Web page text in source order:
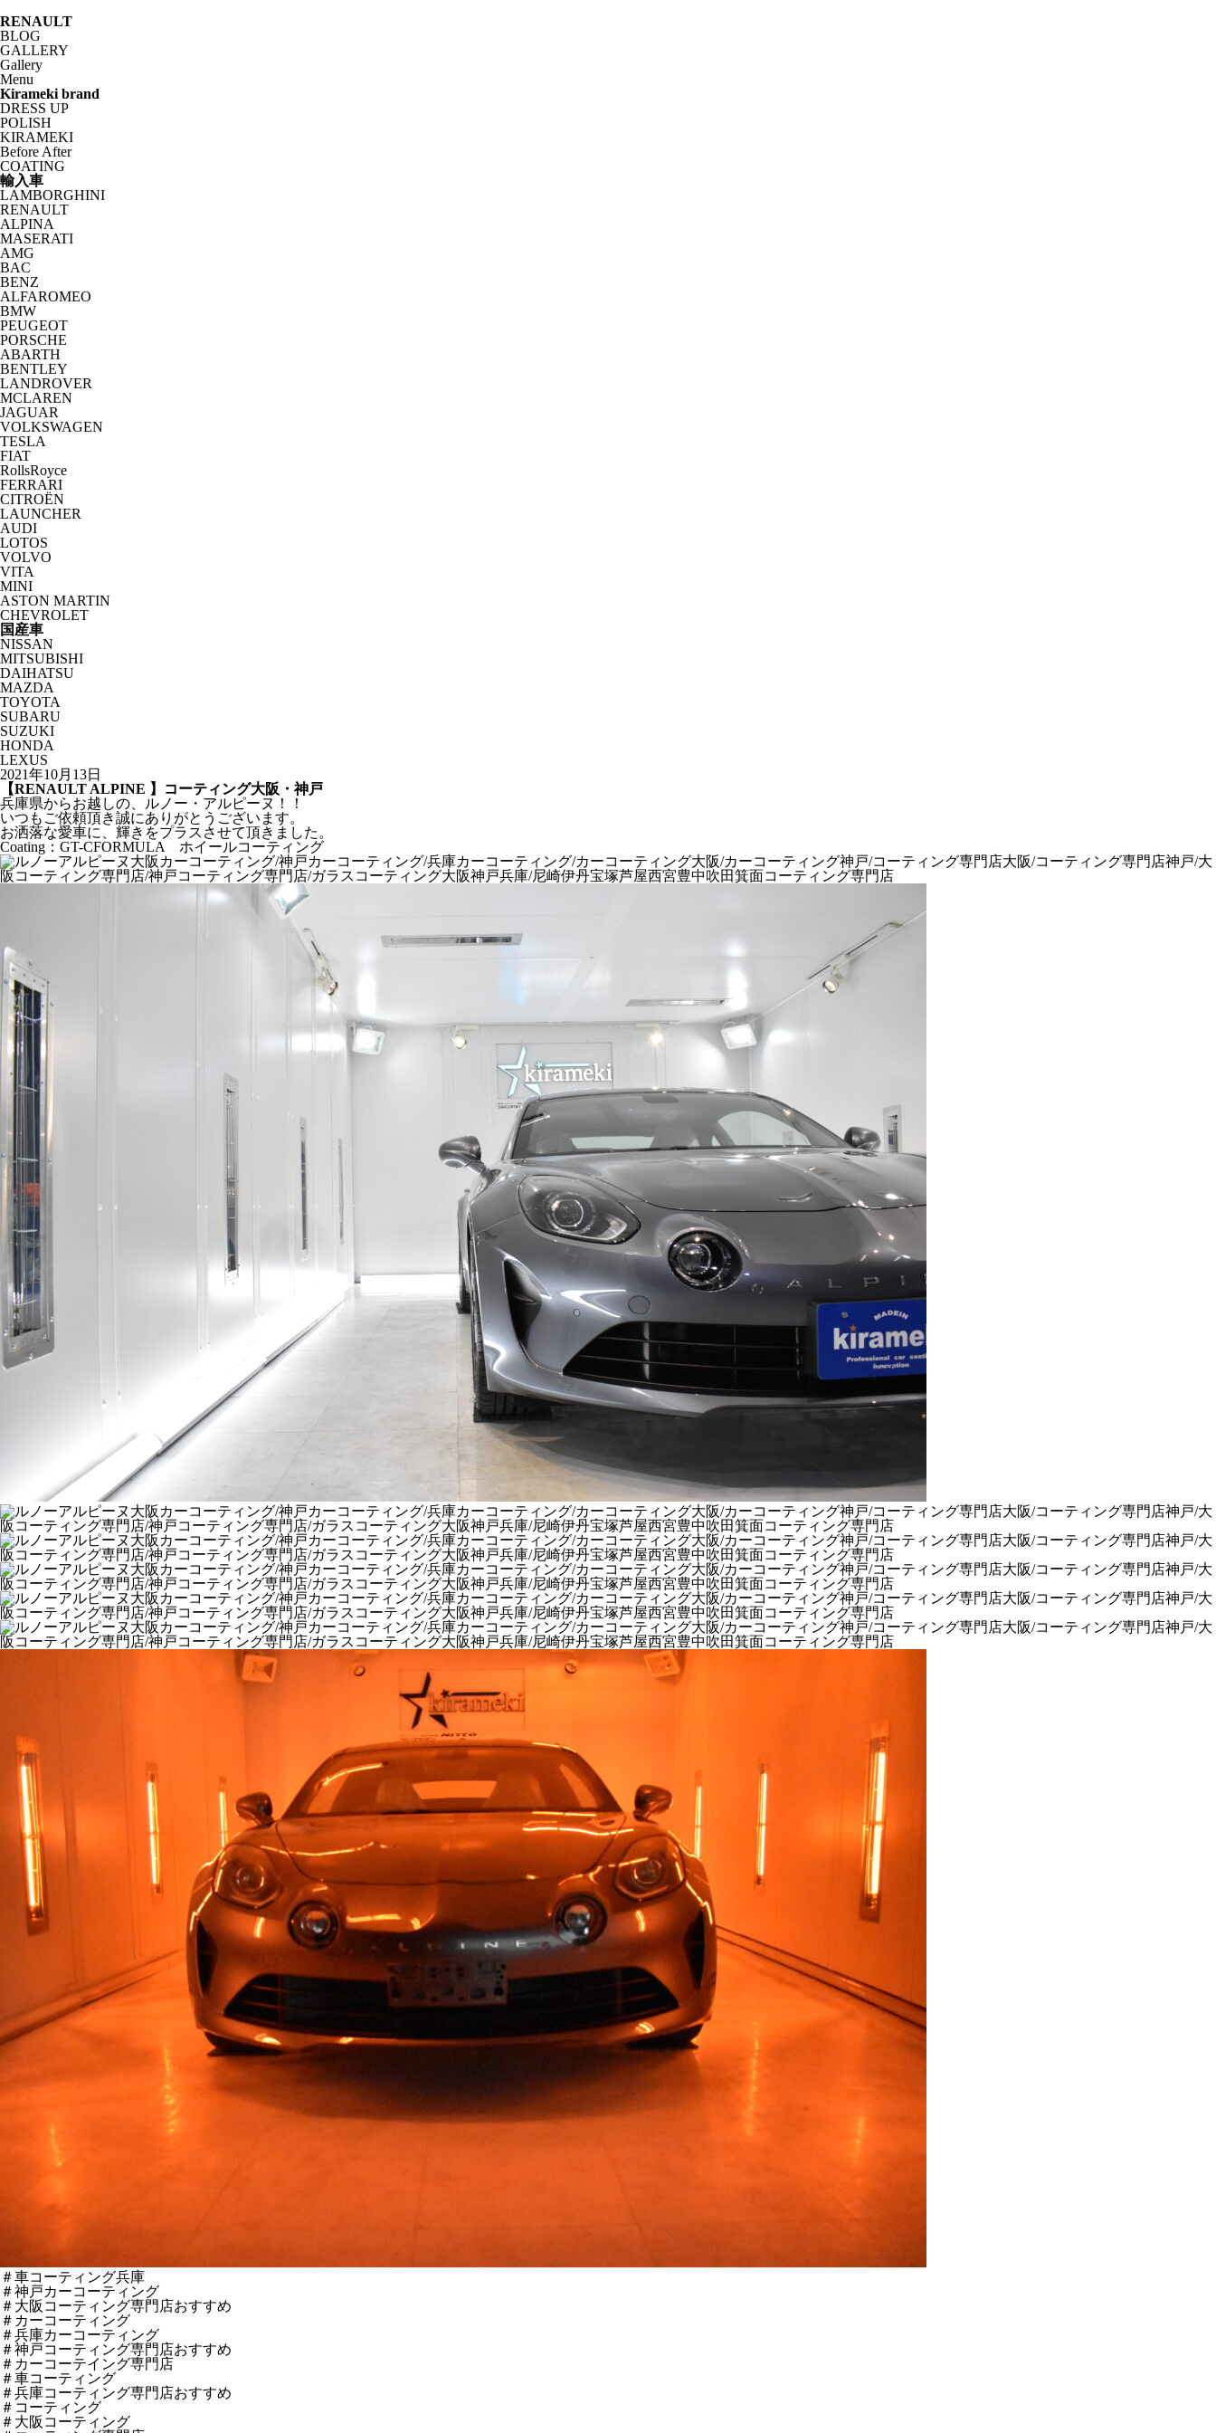
RENAULT
BLOG
GALLERY
Gallery
Menu
Kirameki brand
DRESS UP
POLISH
KIRAMEKI
Before After
COATING
輸入車
LAMBORGHINI
RENAULT
ALPINA
MASERATI
AMG
BAC
BENZ
ALFAROMEO
BMW
PEUGEOT
PORSCHE
ABARTH
BENTLEY
LANDROVER
MCLAREN
JAGUAR
VOLKSWAGEN
TESLA
FIAT
RollsRoyce
FERRARI
CITROËN
LAUNCHER
AUDI
LOTOS
VOLVO
VITA
MINI
ASTON MARTIN
CHEVROLET
国産車
NISSAN
MITSUBISHI
DAIHATSU
MAZDA
TOYOTA
SUBARU
SUZUKI
HONDA
LEXUS
2021年10月13日
【RENAULT ALPINE 】コーティング大阪・神戸
兵庫県からお越しの、ルノー・アルピーヌ！！
いつもご依頼頂き誠にありがとうございます。
お洒落な愛車に、輝きをプラスさせて頂きました。
Coating：GT-CFORMULA ホイールコーティング
＃車コーティング兵庫
＃神戸カーコーティング
＃大阪コーティング専門店おすすめ
＃カーコーティング
＃兵庫カーコーティング
＃神戸コーティング専門店おすすめ
＃カーコーテイング専門店
＃車コーティング
＃兵庫コーティング専門店おすすめ
＃コーティング
＃大阪コーティング